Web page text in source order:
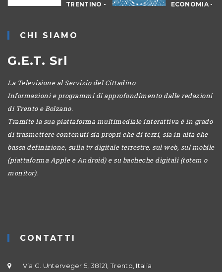
TRENTINO -
ECONOMIA -
CHI SIAMO
G.E.T. Srl
La Televisione al Servizio del Cittadino
Informazioni e programmi di approfondimento dalle redazioni
di Trento e Bolzano.
Tramite la sua piattaforma multimediale interattiva è in grado
di trasmettere contenuti sia propri che di terzi, sia in alta che
bassa definizione, sulla tv digitale terrestre, sul web, sul mobile
(piattaforma Apple e Android) e su bacheche digitali (totem o
monitor).
CONTATTI
Via G. Unterveger 5, 38121, Trento, Italia